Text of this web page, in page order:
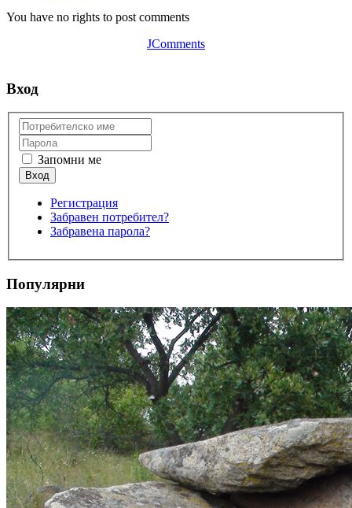
You have no rights to post comments
JComments
Вход
Запомни ме
Регистрация
Забравен потребител?
Забравена парола?
Популярни